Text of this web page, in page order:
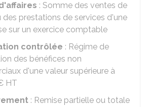
: Somme des ventes de
des prestations de services d'une
sur un exercice comptable
contrôlée : Régime de
des bénéfices non
d'une valeur supérieure à
HT
: Remise partielle ou totale